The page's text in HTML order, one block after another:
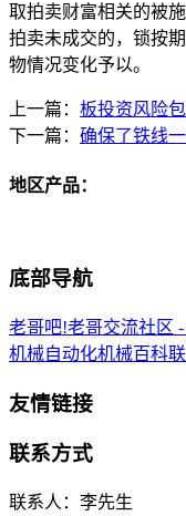
取拍卖财富相关的被
拍卖未成交的，锁按
物情况变化予以。
上一篇： 板投资风险
下一篇： 确保了铁线
地区产品：
底部导航
老哥吧!老哥交流社区
机械自动化机械百科
友情链接
联系方式
联系人：李先生